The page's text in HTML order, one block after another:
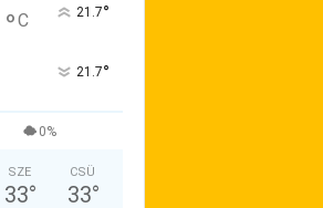
°C 21.7°
21.7°
0%
SZE
33°
CSÜ
33°